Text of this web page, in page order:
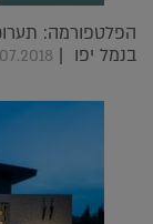
הפלטפורמה:
בנמל יפו |